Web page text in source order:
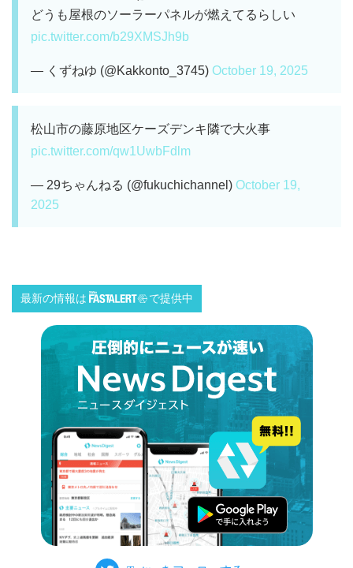
どうも屋根のソーラーパネルが燃えてるらしい
pic.twitter.com/b29XMSJh9b
— くずねゆ (@Kakkonto_3745) October 19, 2025
松山市の藤原地区ケーズデンキ隣で大火事
pic.twitter.com/qw1UwbFdlm
— 29ちゃんねる (@fukuchichannel) October 19,
2025
最新の情報は で提供中